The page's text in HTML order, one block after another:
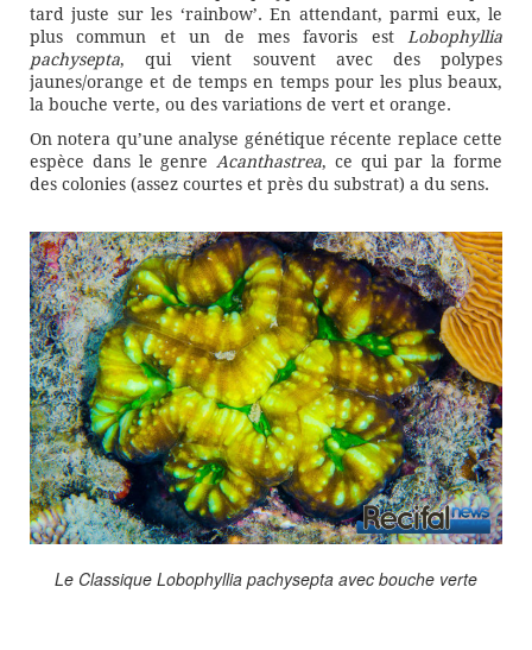
tard juste sur les ‘rainbow’. En attendant, parmi eux, le
plus commun et un de mes favoris est Lobophyllia
pachysepta, qui vient souvent avec des polypes
jaunes/orange et de temps en temps pour les plus beaux,
la bouche verte, ou des variations de vert et orange.
On notera qu’une analyse génétique récente replace cette
espèce dans le genreAcanthastrea, ce qui par la forme
des colonies (assez courtes et près du substrat) a du sens.
Le Classique Lobophyllia pachysepta avec bouche verte